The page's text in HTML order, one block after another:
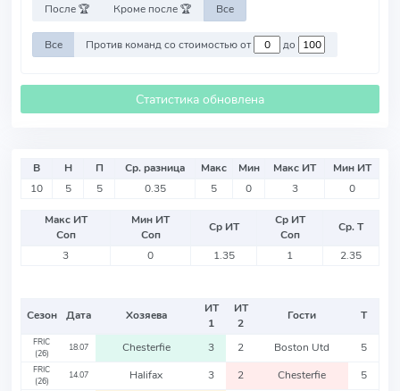
После 🏆 Кроме после 🏆 Все
Все Против команд со стоимостью от до
Статистика обновлена
В Н П Ср. разница Макс Мин Макс ИТ
Мин ИТ
10
5 5 0.35 5 0 3 0
Макс ИТ
Соп
Мин ИТ
Соп
Ср ИТ
Ср ИТ
Соп
Ср. Т
3
0 1.35 1 2.35
Сезон Дата Хозяева
ИТ
1
ИТ
2
Гости Т
FRIC
(26)
18.07 Chesterfie 3 2 Boston Utd 5
FRIC
(26)
14.07 Halifax 3 2 Chesterfie 5